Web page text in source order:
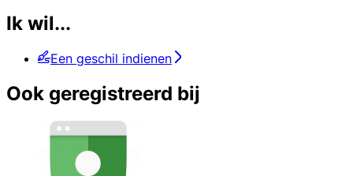
Ik wil...
Een geschil indienen
Ook geregistreerd bij